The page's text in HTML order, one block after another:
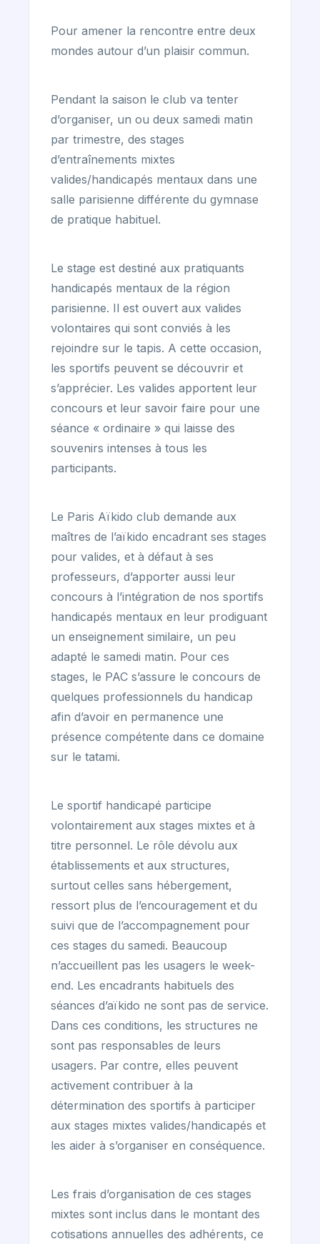
Pour amener la rencontre entre deux
mondes autour d’un plaisir commun.
Pendant la saison le club va tenter
d’organiser, un ou deux samedi matin
par trimestre, des stages
d’entraînements mixtes
valides/handicapés mentaux dans une
salle parisienne différente du gymnase
de pratique habituel.
Le stage est destiné aux pratiquants
handicapés mentaux de la région
parisienne. Il est ouvert aux valides
volontaires qui sont conviés à les
rejoindre sur le tapis. A cette occasion,
les sportifs peuvent se découvrir et
s’apprécier. Les valides apportent leur
concours et leur savoir faire pour une
séance « ordinaire » qui laisse des
souvenirs intenses à tous les
participants.
Le Paris Aïkido club demande aux
maîtres de l’aïkido encadrant ses stages
pour valides, et à défaut à ses
professeurs, d’apporter aussi leur
concours à l’intégration de nos sportifs
handicapés mentaux en leur prodiguant
un enseignement similaire, un peu
adapté le samedi matin. Pour ces
stages, le PAC s’assure le concours de
quelques professionnels du handicap
afin d’avoir en permanence une
présence compétente dans ce domaine
sur le tatami.
Le sportif handicapé participe
volontairement aux stages mixtes et à
titre personnel. Le rôle dévolu aux
établissements et aux structures,
surtout celles sans hébergement,
ressort plus de l’encouragement et du
suivi que de l’accompagnement pour
ces stages du samedi. Beaucoup
n’accueillent pas les usagers le week-
end. Les encadrants habituels des
séances d’aïkido ne sont pas de service.
Dans ces conditions, les structures ne
sont pas responsables de leurs
usagers. Par contre, elles peuvent
activement contribuer à la
détermination des sportifs à participer
aux stages mixtes valides/handicapés et
les aider à s’organiser en conséquence.
Les frais d’organisation de ces stages
mixtes sont inclus dans le montant des
cotisations annuelles des adhérents, ce